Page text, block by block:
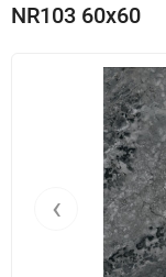
NR103 60x60
‹